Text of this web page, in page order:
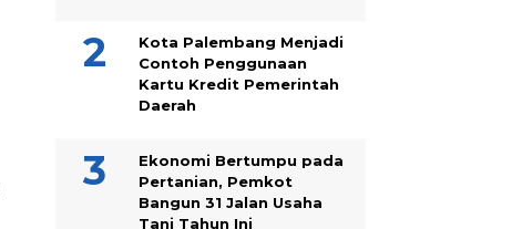
Kota Palembang Menjadi
Contoh Penggunaan
Kartu Kredit Pemerintah
Daerah
Ekonomi Bertumpu pada
Pertanian, Pemkot
Bangun 31 Jalan Usaha
Tani Tahun Ini